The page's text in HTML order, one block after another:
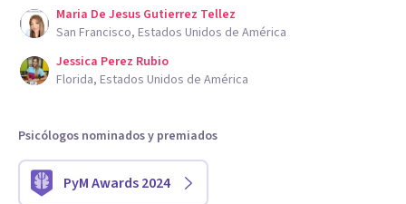
Maria De Jesus Gutierrez Tellez
San Francisco, Estados Unidos de América
Jessica Perez Rubio
Florida, Estados Unidos de América
Psicólogos nominados y premiados
PyM Awards 2024